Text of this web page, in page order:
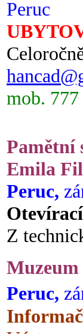
Peruc
mob.
Pamětní
Emila
Peruc,
Z
Muzeum
Peruc,